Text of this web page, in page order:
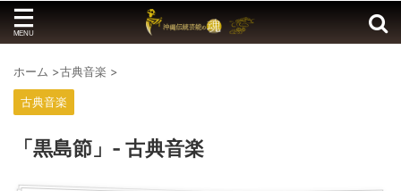
ホーム >古典音楽 >
古典音楽
「黒島節」- 古典音楽